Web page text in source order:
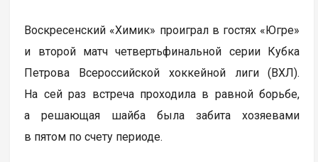
Воскресенский «Химик» проиграл в гостях «Югре»
и второй матч четвертьфинальной серии Кубка
Петрова Всероссийской хоккейной лиги (ВХЛ).
На сей раз встреча проходила в равной борьбе,
а решающая шайба была забита хозяевами
в пятом по счету периоде.